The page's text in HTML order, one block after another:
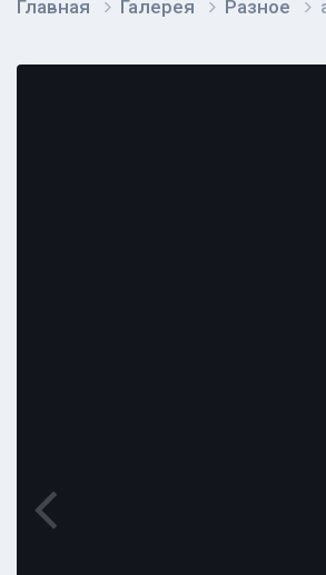
Главная Галерея Разное